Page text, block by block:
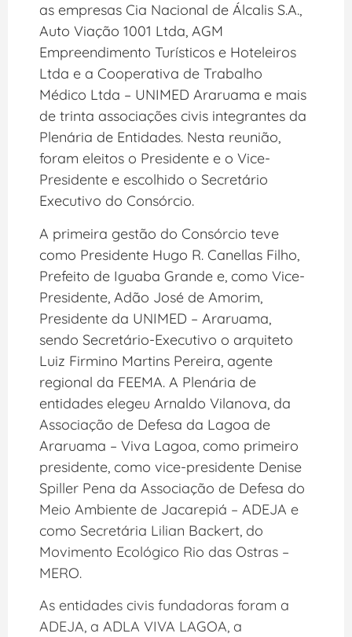
as empresas Cia Nacional de Álcalis S.A.,
Auto Viação 1001 Ltda, AGM
Empreendimento Turísticos e Hoteleiros
Ltda e a Cooperativa de Trabalho
Médico Ltda – UNIMED Araruama e mais
de trinta associações civis integrantes da
Plenária de Entidades. Nesta reunião,
foram eleitos o Presidente e o Vice-
Presidente e escolhido o Secretário
Executivo do Consórcio.
A primeira gestão do Consórcio teve
como Presidente Hugo R. Canellas Filho,
Prefeito de Iguaba Grande e, como Vice-
Presidente, Adão José de Amorim,
Presidente da UNIMED – Araruama,
sendo Secretário-Executivo o arquiteto
Luiz Firmino Martins Pereira, agente
regional da FEEMA. A Plenária de
entidades elegeu Arnaldo Vilanova, da
Associação de Defesa da Lagoa de
Araruama – Viva Lagoa, como primeiro
presidente, como vice-presidente Denise
Spiller Pena da Associação de Defesa do
Meio Ambiente de Jacarepiá – ADEJA e
como Secretária Lilian Backert, do
Movimento Ecológico Rio das Ostras –
MERO.
As entidades civis fundadoras foram a
ADEJA, a ADLA VIVA LAGOA, a